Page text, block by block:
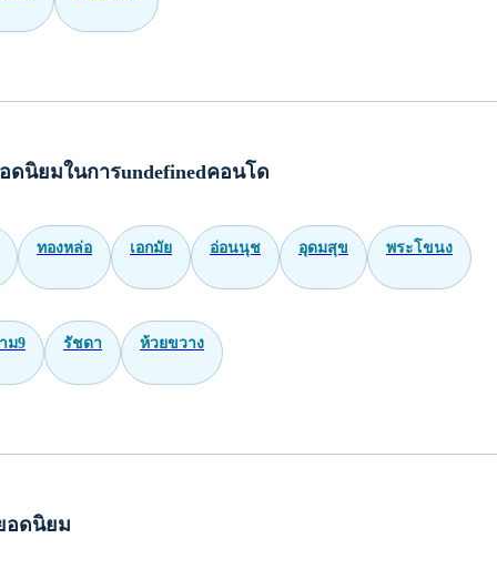
ดนิยมในการundefinedคอนโด
ทองหล่อ เอกมัย อ่อนนุช อุดมสุข พระโขนง
ม9 รัชดา ห้วยขวาง
อดนิยม